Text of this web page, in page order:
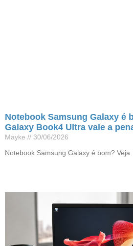
Notebook Samsung Galaxy é
Galaxy Book4 Ultra vale a
Mayke
30/06/2026
Notebook Samsung Galaxy é bom? Veja